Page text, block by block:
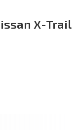
X-Trail